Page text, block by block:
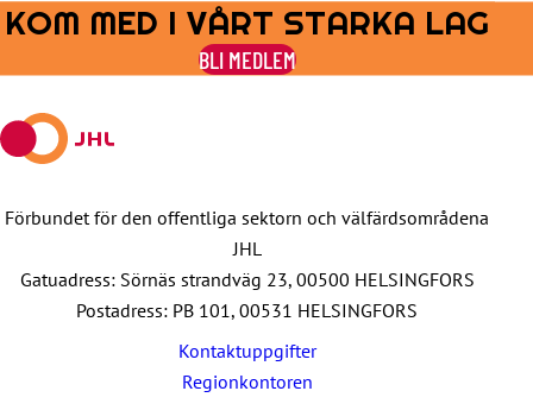
Share
on
Facebook
Share
on
Share
by
E-
Share
on
WhatsApp
Share
on
Telegram
KOM MED I VÅRT STARKA LAG
BLI MEDLEM
Förbundet för den offentliga sektorn och välfärdsområdena
JHL
Gatuadress: Sörnäs strandväg 23, 00500 HELSINGFORS
Postadress: PB 101, 00531 HELSINGFORS
Kontaktuppgifter
Regionkontoren